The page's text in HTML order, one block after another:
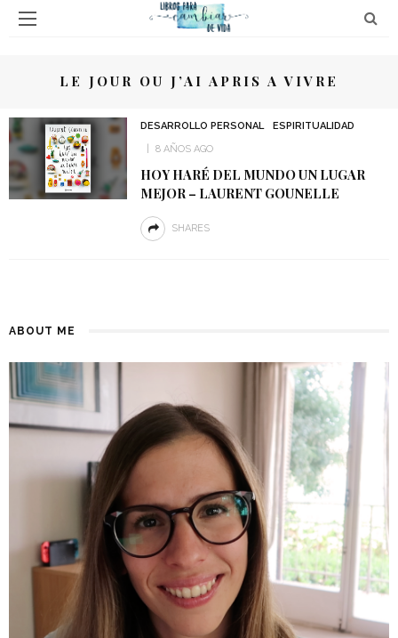
LE JOUR OU J’AI APRIS A VIVRE
DESARROLLO PERSONAL
ESPIRITUALIDAD
8 AÑOS AGO
HOY HARÉ DEL MUNDO UN LUGAR
MEJOR – LAURENT GOUNELLE
SHARES
ABOUT ME